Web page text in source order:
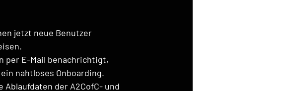
jetzt neue Benutzer
per E-Mail benachrichtigt,
nahtloses Onboarding.
der A2CofC- und